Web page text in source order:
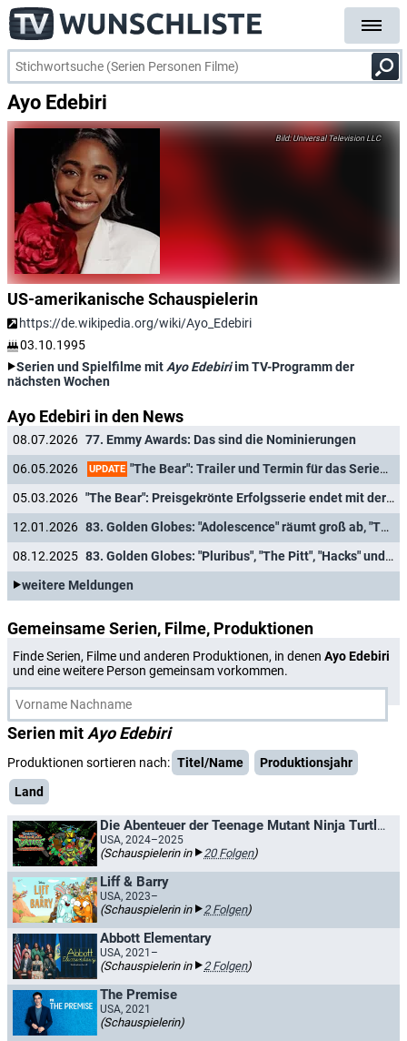
Ayo Edebiri
Universal Television LLC
US-amerikanische Schauspielerin
https://de.wikipedia.org/wiki/Ayo_Edebiri
03.10.1995
Serien und Spielfilme mit Ayo Edebiriim TV-Programm der
nächsten Wochen
Ayo Edebiri in den News
08.07.2026 77. Emmy Awards: Das sind die Nominierungen
06.05.2026
UPDATE "The Bear": Trailer und Termin für das Serienfinale plus Überraschungsepisode veröffentlicht
05.03.2026
"The Bear": Preisgekrönte Erfolgsserie endet mit der fünften Staffel
12.01.2026
83. Golden Globes: "Adolescence" räumt groß ab, "The Pitt" zweifach ausgezeichnet
08.12.2025
83. Golden Globes: "Pluribus", "The Pitt", "Hacks" und "Nobody Wants This" nominiert
weitere Meldungen
Gemeinsame Serien, Filme, Produktionen
Finde Serien, Filme und anderen Produktionen, in denen Ayo Edebiri
und eine weitere Person gemeinsam vorkommen.
Serien mit Ayo Edebiri
Produktionen sortieren nach: Titel/Name
Produktionsjahr
Land
Die Abenteuer der Teenage Mutant Ninja Turtles
USA, 2024–2025
(Schauspielerin in 20 Folgen)
Liff & Barry
USA, 2023–
(Schauspielerin in 2 Folgen)
Abbott Elementary
USA, 2021–
(Schauspielerin in 2 Folgen)
The Premise
USA, 2021
(Schauspielerin)